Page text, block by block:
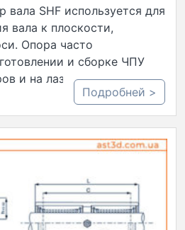
SHF используется для
вала к плоскости,
Опора часто
и сборке ЧПУ
и на лазерных граверах.
Подробней >